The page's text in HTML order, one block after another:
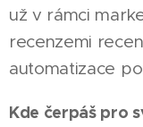
už v rámci
recenzemi
automatizace
Kde čerpáš pro